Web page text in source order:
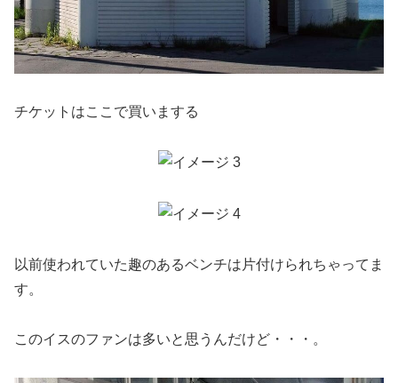
チケットはここで買いまする
以前使われていた趣のあるベンチは片付けられちゃってま
す。
このイスのファンは多いと思うんだけど・・・。